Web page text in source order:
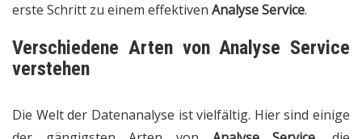
erste Schritt zu einem effektiven Analyse Service.
Verschiedene Arten von Analyse Service
verstehen
Die Welt der Datenanalyse ist vielfältig. Hier sind einige